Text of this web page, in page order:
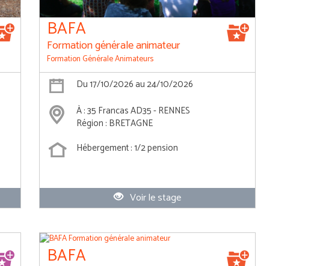
BAFA
Formation générale animateur
Formation Générale Animateurs
Du 17/10/2026 au 24/10/2026
À : 35 Francas AD35 - RENNES
Région : BRETAGNE
Hébergement : 1/2 pension
Voir le stage
BAFA